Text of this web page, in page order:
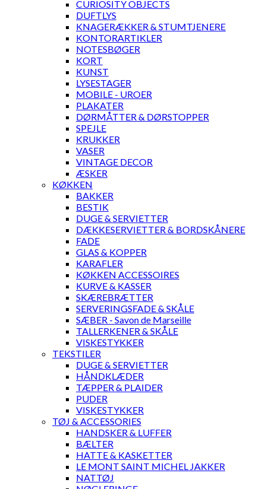
CURIOSITY OBJECTS
DUFTLYS
KNAGERÆKKER & STUMTJENERE
KONTORARTIKLER
NOTESBØGER
KORT
KUNST
LYSESTAGER
MOBILE - UROER
PLAKATER
DØRMÅTTER & DØRSTOPPER
SPEJLE
KRUKKER
VASER
VINTAGE DECOR
ÆSKER
KØKKEN
BAKKER
BESTIK
DUGE & SERVIETTER
DÆKKESERVIETTER & BORDSKÅNERE
FADE
GLAS & KOPPER
KARAFLER
KØKKEN ACCESSOIRES
KURVE & KASSER
SKÆREBRÆTTER
SERVERINGSFADE & SKÅLE
SÆBER - Savon de Marseille
TALLERKENER & SKÅLE
VISKESTYKKER
TEKSTILER
DUGE & SERVIETTER
HÅNDKLÆDER
TÆPPER & PLAIDER
PUDER
VISKESTYKKER
TØJ & ACCESSORIES
HANDSKER & LUFFER
BÆLTER
HATTE & KASKETTER
LE MONT SAINT MICHEL JAKKER
NATTØJ